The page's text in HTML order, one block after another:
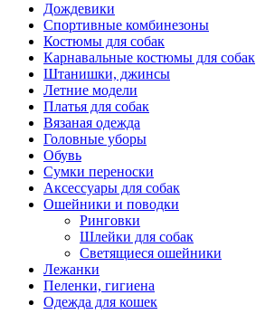
Дождевики
Спортивные комбинезоны
Костюмы для собак
Карнавальные костюмы для собак
Штанишки, джинсы
Летние модели
Платья для собак
Вязаная одежда
Головные уборы
Обувь
Сумки переноски
Аксессуары для собак
Ошейники и поводки
Ринговки
Шлейки для собак
Светящиеся ошейники
Лежанки
Пеленки, гигиена
Одежда для кошек